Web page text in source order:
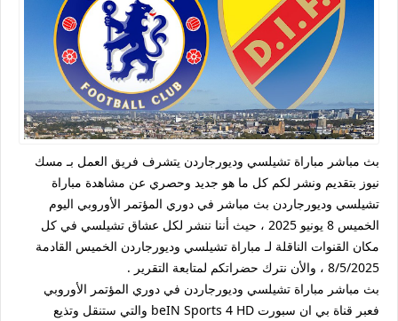
بث مباشر مباراة تشيلسي وديورجاردن يتشرف فريق العمل بـ مسك
نيوز بتقديم ونشر لكم كل ما هو جديد وحصري عن مشاهدة مباراة
تشيلسي وديورجاردن بث مباشر في دوري المؤتمر الأوروبي اليوم
الخميس 8 يونيو 2025 ، حيث أننا ننشر لكل عشاق تشيلسي في كل
مكان القنوات الناقلة لـ مباراة تشيلسي وديورجاردن الخميس القادمة
8/5/2025 ، والأن نترك حضراتكم لمتابعة التقرير .
بث مباشر مباراة تشيلسي وديورجاردن في دوري المؤتمر الأوروبي
فعبر قناة بي ان سبورت beIN Sports 4 HD والتي ستنقل وتذيع